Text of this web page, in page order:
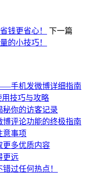
钱更省心！
下一篇
的小技巧！
手机发微博详细指南
技巧与攻略
秘你的访客记录
评论功能的终极指南
意事项
更多优质内容
更远
过任何热点！